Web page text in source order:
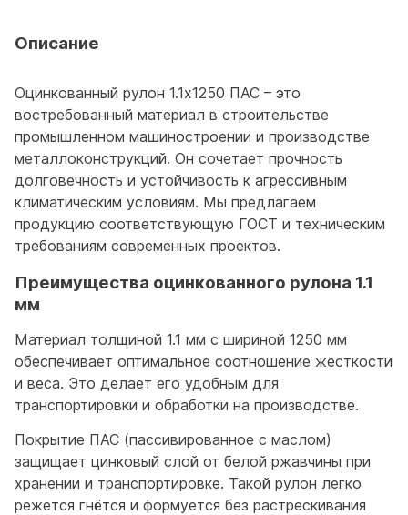
Описание
Оцинкованный рулон 1.1x1250 ПАС – это
востребованный материал в строительстве
промышленном машиностроении и производстве
металлоконструкций. Он сочетает прочность
долговечность и устойчивость к агрессивным
климатическим условиям. Мы предлагаем
продукцию соответствующую ГОСТ и техническим
требованиям современных проектов.
Преимущества оцинкованного рулона 1.1
мм
Материал толщиной 1.1 мм с шириной 1250 мм
обеспечивает оптимальное соотношение жесткости
и веса. Это делает его удобным для
транспортировки и обработки на производстве.
Покрытие ПАС (пассивированное с маслом)
защищает цинковый слой от белой ржавчины при
хранении и транспортировке. Такой рулон легко
режется гнётся и формуется без растрескивания